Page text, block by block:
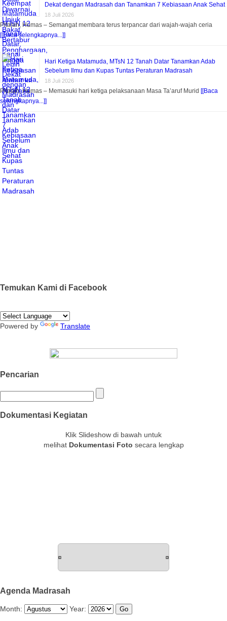
Dekat dengan Madrasah dan Tanamkan 7 Kebiasaan Anak Sehat
18 Juli 2026
Pitalah, Humas – Semangat membara terus terpancar dari wajah-wajah ceria
[[Baca selengkapnya...]]
Hari Ketiga Matamuda, MTsN 12 Tanah Datar Tanamkan Adab
Sebelum Ilmu dan Kupas Tuntas Peraturan Madrasah
18 Juli 2026
Pitalah, Humas – Memasuki hari ketiga pelaksanaan Masa Ta’aruf Murid [[Baca
selengkapnya...]]
Temukan Kami di Facebook
Powered by Translate
Pencarian
Dokumentasi Kegiatan
Klik Slideshow di bawah untuk
melihat Dokumentasi Foto secara lengkap
Agenda Madrasah
Month: Year: